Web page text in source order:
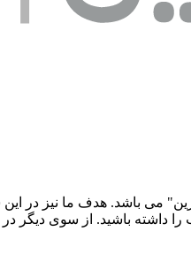
می باشد. هدف ما نیز در
را داشته باشید. از سوی